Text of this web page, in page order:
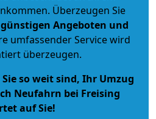
Überzeugen Sie
günstigen Angeboten und
umfassender Service wird
überzeugen.
so weit sind, Ihr Umzug
Neufahrn bei Freising
auf Sie!